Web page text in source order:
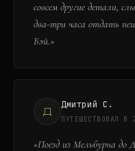
совсем другие детали,
два-три часа отдать
Бэй.»
Д
Дмитрий С.
ПУТЕШЕСТВОВАЛ В
«Поезд из Мельбурна до